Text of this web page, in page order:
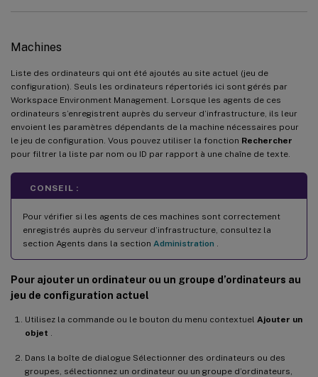
Machines
Liste des ordinateurs qui ont été ajoutés au site actuel (jeu de
configuration). Seuls les ordinateurs répertoriés ici sont gérés par
Workspace Environment Management. Lorsque les agents de ces
ordinateurs s’enregistrent auprès du serveur d’infrastructure, ils leur
envoient les paramètres dépendants de la machine nécessaires pour
le jeu de configuration. Vous pouvez utiliser la fonction Rechercher
pour filtrer la liste par nom ou ID par rapport à une chaîne de texte.
CONSEIL :
Pour vérifier si les agents de ces machines sont correctement
enregistrés auprès du serveur d’infrastructure, consultez la
section Agents dans la section Administration
Pour ajouter un ordinateur ou un groupe d’ordinateurs au
jeu de configuration actuel
Utilisez la commande ou le bouton du menu contextuel Ajouter un
objet
Dans la boîte de dialogue Sélectionner des ordinateurs ou des
groupes, sélectionnez un ordinateur ou un groupe d’ordinateurs,